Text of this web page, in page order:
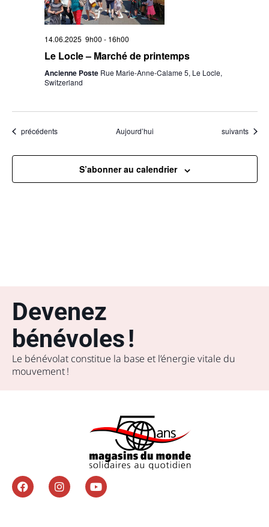
14.06.2025 9h00 - 16h00
Le Locle – Marché de printemps
Ancienne Poste Rue Marie-Anne-Calame 5, Le Locle,
Switzerland
Évènements
précédents Aujourd’hui Évènements
suivants
S’abonner au calendrier
Devenez
bénévoles !
Le bénévolat constitue la base et l’énergie vitale du
mouvement !